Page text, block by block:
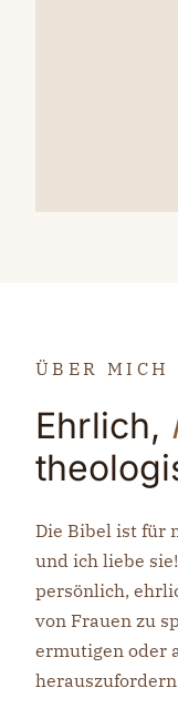
ÜBER MICH
Ehrlich,
Die Bibel ist für
und ich liebe
persönlich,
von Frauen zu
ermutigen oder